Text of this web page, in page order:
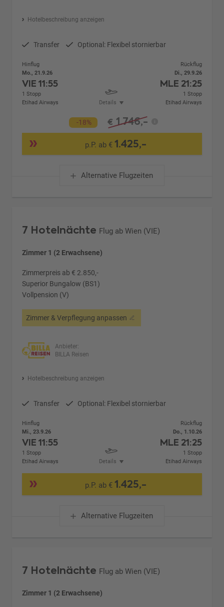
Hotelbeschreibung anzeigen
Transfer Optional: Flexibel stornierbar
Hinflug
Mo., 21.9.26
VIE11:55
1 Stopp
Etihad Airways
Details
Rückflug
Di., 29.9.26
MLE 21:25
1 Stopp
Etihad Airways
-18% € 1.746,-
p.P. ab € 1.425,-
Alternative Flugzeiten
7 Hotelnächte Flug ab Wien (VIE)
Zimmer 1 (2 Erwachsene)
Zimmerpreis ab € 2.850,-
Superior Bungalow (BS1)
Vollpension (V)
Zimmer & Verpflegung anpassen
Anbieter:
BILLA Reisen
Hotelbeschreibung anzeigen
Transfer Optional: Flexibel stornierbar
Hinflug
Mi., 23.9.26
VIE11:55
1 Stopp
Etihad Airways
Details
Rückflug
Do., 1.10.26
MLE 21:25
1 Stopp
Etihad Airways
p.P. ab € 1.425,-
Alternative Flugzeiten
7 Hotelnächte Flug ab Wien (VIE)
Zimmer 1 (2 Erwachsene)